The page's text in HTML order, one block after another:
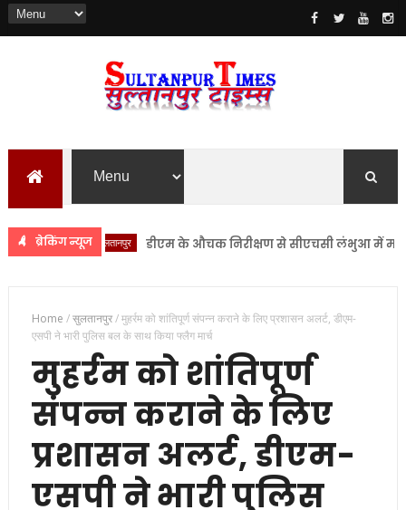
ब्रेकिंग न्यूज
सुलतानपुर डीएम के औचक निरीक्षण से सीएचसी लंभुआ में मचा हड़कंप
Home /सुलतानपुर/मुहर्रम को शांतिपूर्ण संपन्न कराने के लिए प्रशासन अलर्ट, डीएम-
एसपी ने भारी पुलिस बल के साथ किया फ्लैग मार्च
मुहर्रम को शांतिपूर्ण
संपन्न कराने के लिए
प्रशासन अलर्ट, डीएम-
एसपी ने भारी पुलिस